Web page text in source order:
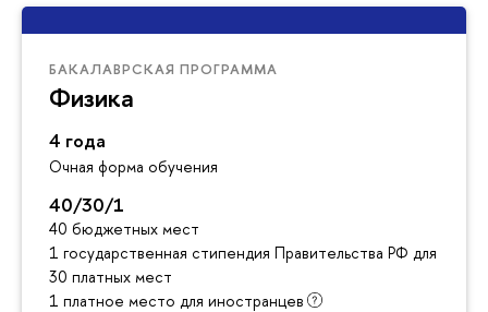
БАКАЛАВРСКАЯ ПРОГРАММА
Физика
4 года
Очная форма обучения
40/30/1
40 бюджетных мест
1 государственная стипендия Правительства РФ для
30 платных мест
1 платное место для иностранцев